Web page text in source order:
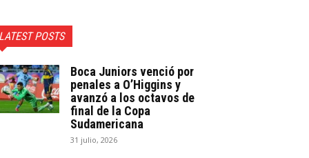
POSTS
Boca Juniors venció por
penales a O’Higgins y
avanzó a los octavos de
final de la Copa
Sudamericana
31 julio, 2026